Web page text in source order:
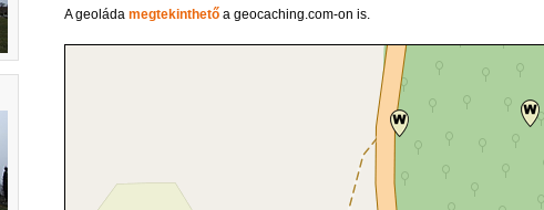
A geoláda megtekinthetőa geocaching.com-on is.